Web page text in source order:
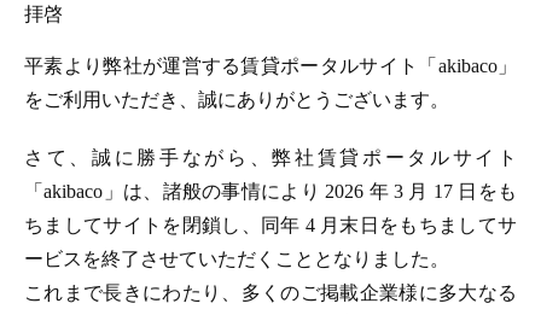
拝啓
平素より弊社が運営する賃貸ポータルサイト「akibaco」
をご利用いただき、誠にありがとうございます。
さて、誠に勝手ながら、弊社賃貸ポータルサイト
「akibaco」は、諸般の事情により 2026 年 3 月 17 日をも
ちましてサイトを閉鎖し、同年 4 月末日をもちましてサ
ービスを終了させていただくこととなりました。
これまで長きにわたり、多くのご掲載企業様に多大なる